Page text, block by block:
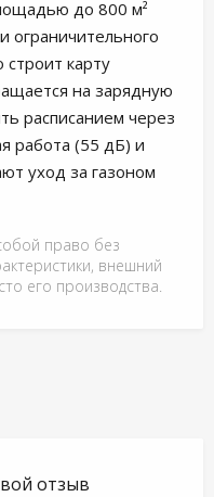
до 800 м²
ограничительного
строит карту
на зарядную
расписанием через
работа (55 дБ) и
уход за газоном
право без
внешний
его производства.
отзыв